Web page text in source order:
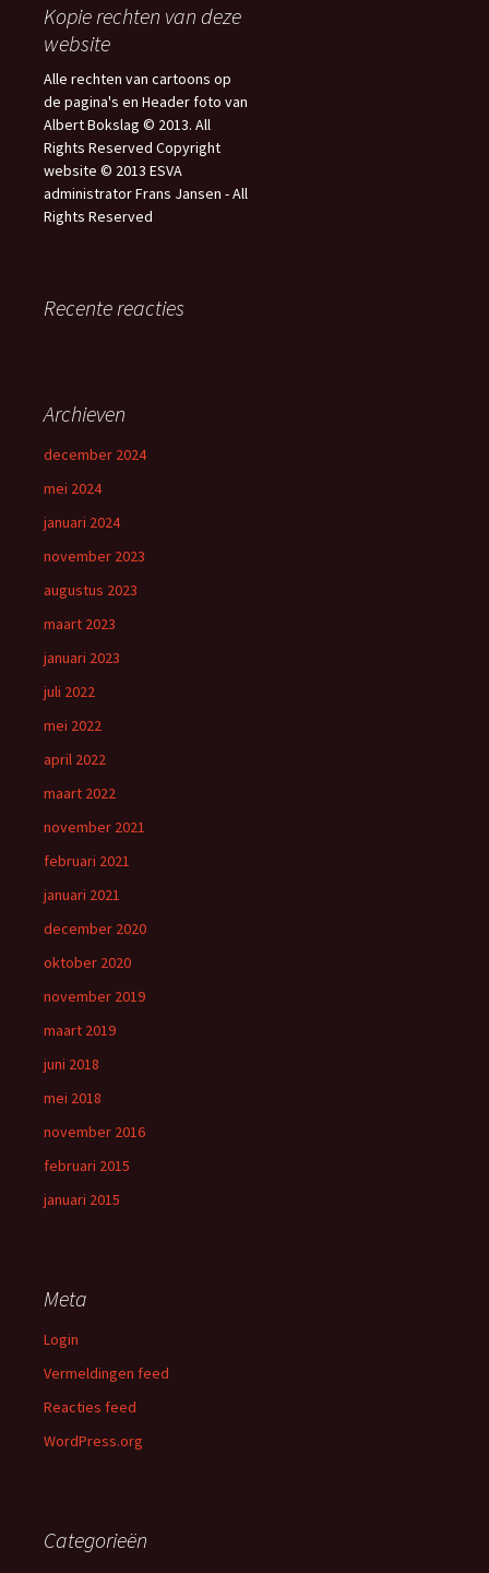
Kopie rechten van deze
website
Alle rechten van cartoons op
de pagina's en Header foto van
Albert Bokslag © 2013. All
Rights Reserved Copyright
website © 2013 ESVA
administrator Frans Jansen - All
Rights Reserved
Recente reacties
Archieven
december 2024
mei 2024
januari 2024
november 2023
augustus 2023
maart 2023
januari 2023
juli 2022
mei 2022
april 2022
maart 2022
november 2021
februari 2021
januari 2021
december 2020
oktober 2020
november 2019
maart 2019
juni 2018
mei 2018
november 2016
februari 2015
januari 2015
Meta
Login
Vermeldingen feed
Reacties feed
WordPress.org
Categorieën